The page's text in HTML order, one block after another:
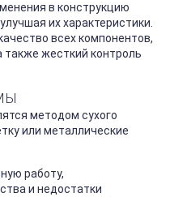
в конструкцию
их характеристики.
всех компонентов,
также жесткий контроль
методом сухого
или металлические
работу,
и недостатки